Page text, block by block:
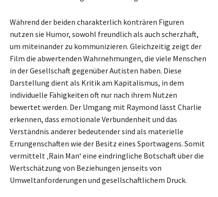
Während der beiden charakterlich konträren Figuren
nutzen sie Humor, sowohl freundlich als auch scherzhaft,
um miteinander zu kommunizieren. Gleichzeitig zeigt der
Film die abwertenden Wahrnehmungen, die viele Menschen
in der Gesellschaft gegenüber Autisten haben. Diese
Darstellung dient als Kritik am Kapitalismus, in dem
individuelle Fähigkeiten oft nur nach ihrem Nutzen
bewertet werden. Der Umgang mit Raymond lässt Charlie
erkennen, dass emotionale Verbundenheit und das
Verständnis anderer bedeutender sind als materielle
Errungenschaften wie der Besitz eines Sportwagens. Somit
vermittelt ‚Rain Man‘ eine eindringliche Botschaft über die
Wertschätzung von Beziehungen jenseits von
Umweltanforderungen und gesellschaftlichem Druck.